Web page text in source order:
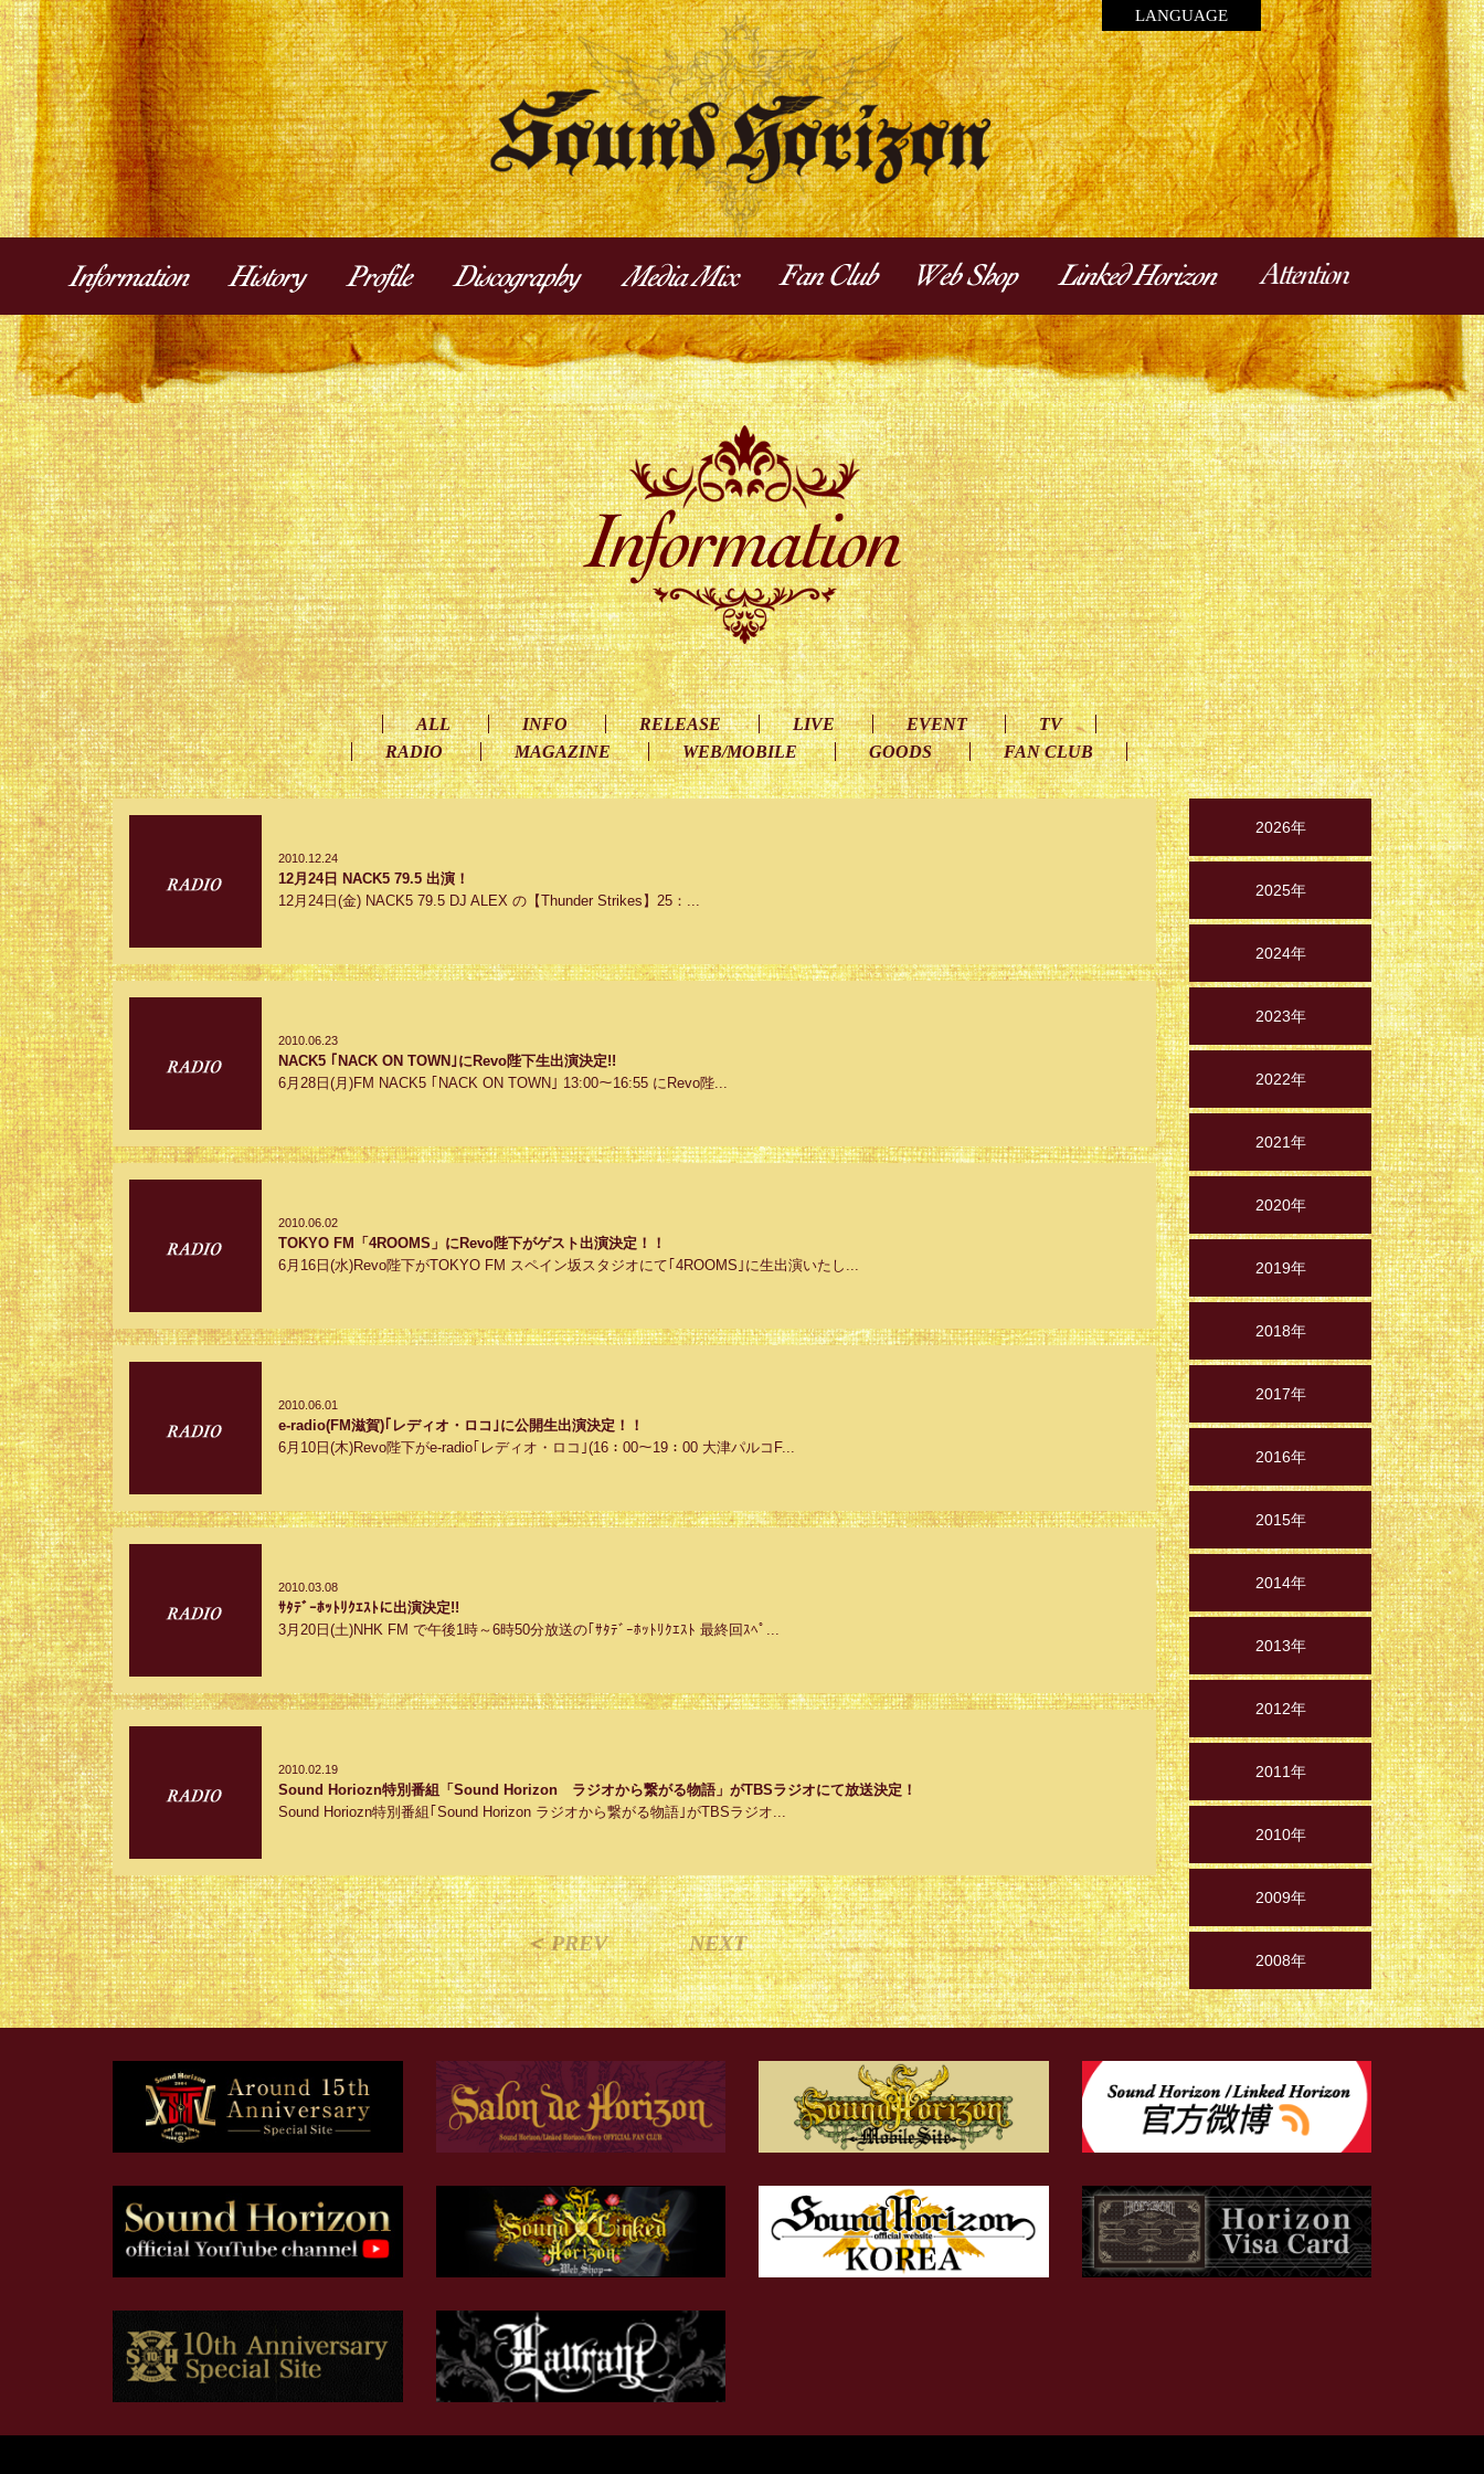
LANGUAGE
ALL INFO RELEASE LIVE EVENT
TV
RADIO
MAGAZINE WEB/MOBILE GOODS FAN CLUB
2010.12.24
12月24日 NACK5 79.5 出演！
12月24日(金) NACK5 79.5 DJ ALEX の【Thunder Strikes】25：...
2010.06.23
NACK5 ｢NACK ON TOWN｣にRevo陛下生出演決定!!
6月28日(月)FM NACK5 ｢NACK ON TOWN｣ 13:00～16:55 にRevo陛...
2010.06.02
TOKYO FM「4ROOMS」にRevo陛下がゲスト出演決定！！
6月16日(水)Revo陛下がTOKYO FM スペイン坂スタジオにて｢4ROOMS｣に生出演いたし...
2010.06.01
e-radio(FM滋賀)｢レディオ・ロコ｣に公開生出演決定！！
6月10日(木)Revo陛下がe-radio｢レディオ・ロコ｣(16：00～19：00 大津パルコF...
2010.03.08
ｻﾀﾃﾞｰﾎｯﾄﾘｸｴｽﾄに出演決定!!
3月20日(土)NHK FM で午後1時～6時50分放送の｢ｻﾀﾃﾞｰﾎｯﾄﾘｸｴｽﾄ 最終回ｽﾍﾟ...
2010.02.19
Sound Horiozn特別番組「Sound Horizon ラジオから繋がる物語」がTBSラジオにて放送決定！
Sound Horiozn特別番組｢Sound Horizon ラジオから繋がる物語｣がTBSラジオ...
＜ PREV NEXT
2026年
2025年
2024年
2023年
2022年
2021年
2020年
2019年
2018年
2017年
2016年
2015年
2014年
2013年
2012年
2011年
2010年
2009年
2008年